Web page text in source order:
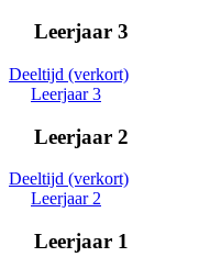
Leerjaar 3
Deeltijd (verkort)
Leerjaar 3
Leerjaar 2
Deeltijd (verkort)
Leerjaar 2
Leerjaar 1